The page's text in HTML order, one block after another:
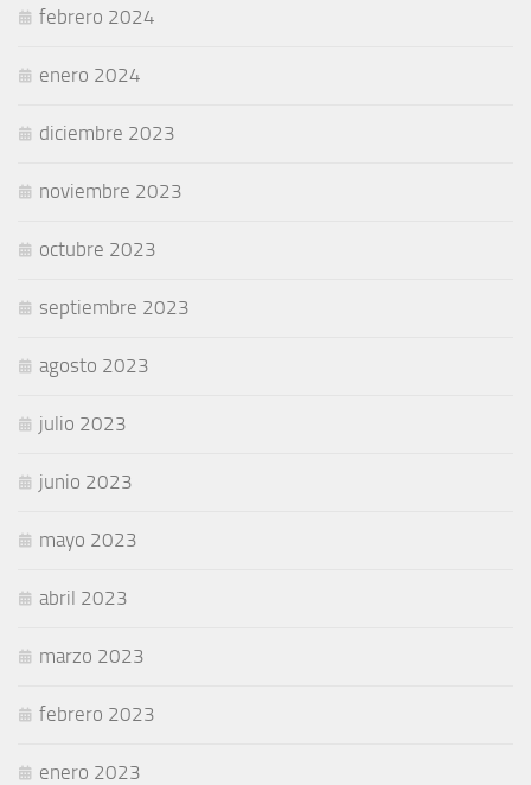
febrero 2024
enero 2024
diciembre 2023
noviembre 2023
octubre 2023
septiembre 2023
agosto 2023
julio 2023
junio 2023
mayo 2023
abril 2023
marzo 2023
febrero 2023
enero 2023